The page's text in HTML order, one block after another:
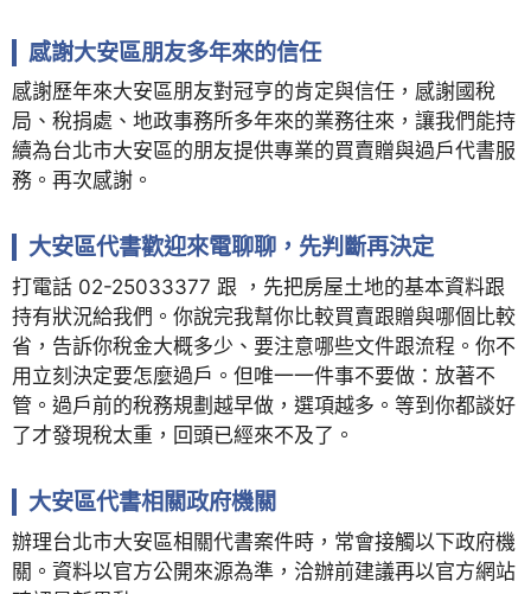
感謝大安區朋友多年來的信任
感謝歷年來大安區朋友對冠亨的肯定與信任，感謝國稅
局、稅捐處、地政事務所多年來的業務往來，讓我們能持
續為台北市大安區的朋友提供專業的買賣贈與過戶代書服
務。再次感謝。
大安區代書歡迎來電聊聊，先判斷再決定
打電話 02-25033377 跟 ，先把房屋土地的基本資料跟
持有狀況給我們。你說完我幫你比較買賣跟贈與哪個比較
省，告訴你稅金大概多少、要注意哪些文件跟流程。你不
用立刻決定要怎麼過戶。但唯一一件事不要做：放著不
管。過戶前的稅務規劃越早做，選項越多。等到你都談好
了才發現稅太重，回頭已經來不及了。
大安區代書相關政府機關
辦理台北市大安區相關代書案件時，常會接觸以下政府機
關。資料以官方公開來源為準，洽辦前建議再以官方網站